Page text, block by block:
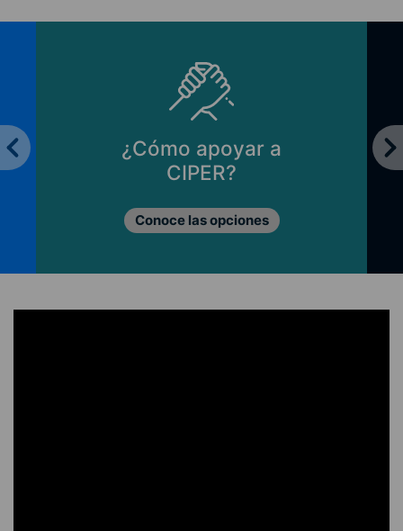
¿Cómo apoyar a
CIPER?
Conoce las opciones